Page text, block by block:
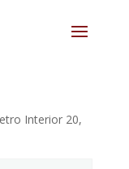
Interior 20,